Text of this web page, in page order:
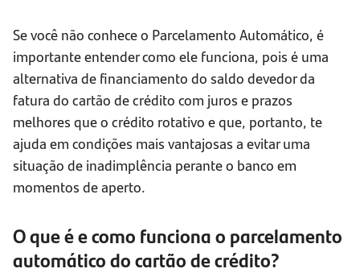
Se você não conhece o Parcelamento Automático, é
importante entender como ele funciona, pois é uma
alternativa de financiamento do saldo devedor da
fatura do cartão de crédito com juros e prazos
melhores que o crédito rotativo e que, portanto, te
ajuda em condições mais vantajosas a evitar uma
situação de inadimplência perante o banco em
momentos de aperto.
O que é e como funciona o parcelamento
automático do cartão de crédito?